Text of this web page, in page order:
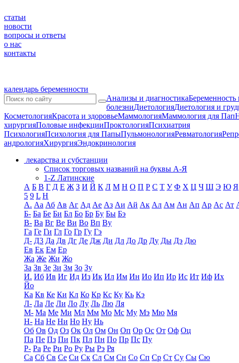
статьи
новости
вопросы и ответы
о нас
контакты
календарь беременности
Анализы и диагностика
болезниДиетологияДиетология и
КосметологияКрасота и здоровьеМаммологияМаммология для Пап
хирургияПоловые инфекцииПроктологияПсихиатрия
ПсихологияПсихология для ПапыПульмонологияРевматология
андрологияХирургияЭндокринология
лекарства и субстанции
Список торговых названий на буквы А-Я
1-Z Латинские
А Б В Г Д Е Ж З И Й К Л М Н О П Р С Т У Ф Х Ц Ч Ш Э Ю Я
5 9 L H
А. Аа Аб Ав Аг Ад Ае Аз Аи Ай Ак Ал Ам Ан Ап Ар Ас Ат
Б- Ба Бе Би Бл Бо Бр Бу Бы Бэ
В- Ва Вг Ве Ви Во Вп Ву
Га Ге Ги Гл Го Гр Гу Гэ
Д- Д3 Да Дв Дг Де Дж Ди Дл До Др Ду Ды Дэ Дю
Ев Ек Ем Ер
Жа Же Жи Жо
За Зв Зе Зи Зм Зо Зу
И. Иб Ив Иг Ид Из Ик Ил Им Ин Ио Ип Ир Ис Ит Иф Их
Йо
Ка Кв Ке Ки Кл Ко Кр Кс Ку Кь Кэ
Л- Ла Ле Ли Ло Лу Ль Лю Ля
М- Ма Ме Ми Мл Мм Мо Мс Му Мэ Мю Мя
Н- На Не Ни Но Ну Нь
Об Ов Од Оз Ок Ол Ом Он Оп Ор Ос От Оф Оц
Па Пе Пз Пи Пк Пл Пн По Пр Пс Пу
Р- Ра Ре Ри Ро Ру Ры Рэ Ря
Са Сб Св Се Си Ск Сл См Сн Со Сп Ср Ст Су Сы Сю